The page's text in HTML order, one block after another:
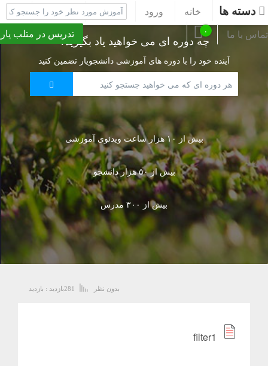
دسته ها خانه ورود ثبت نام
پشتیبانی
تماس با ما
۰ تدریس در متلب یارچه دوره ای می خواهید یاد بگیرید؟
آینده خود را با دوره های آموزشی دانشجویار تضمین کنید
بیش از ۱۰ هزار ساعت ویدئوی آموزشی
بیش از ۵۰ هزار دانشجو
بیش از ۳۰۰ مدرس
بدون نظر بازدید :281 بازدید
filter1